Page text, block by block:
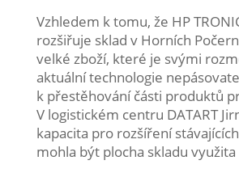
Vzhledem k tomu, že HP
rozšiřuje sklad v Horních
velké zboží, které je svými
aktuální technologie
k přestěhování části produktů
V logistickém centru DATART
kapacita pro rozšíření
mohla být plocha skladu